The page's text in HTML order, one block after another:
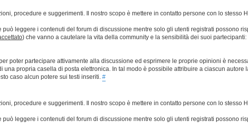
procedure e suggerimenti. Il nostro scopo è mettere in contatto persone con lo stesso
leggere i contenuti del forum di discussione mentre solo gli utenti registrati possono
) che vanno a cautelare la vita della community e la sensibilità dei suoi partecipanti:
poter partecipare attivamente alla discussione ed esprimere le proprie opinioni è
propria casella di posta elettronica. In tal modo è possibile attribuire a ciascun
caso alcun potere sui testi inseriti. #
procedure e suggerimenti. Il nostro scopo è mettere in contatto persone con lo stesso
leggere i contenuti del forum di discussione mentre solo gli utenti registrati possono